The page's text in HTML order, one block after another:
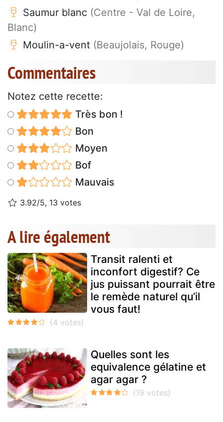
Saumur blanc (Centre - Val de Loire,
Blanc)
Moulin-a-vent (Beaujolais, Rouge)
Commentaires
Notez cette recette:
Très bon !
Bon
Moyen
Bof
Mauvais
3.92/5, 13 votes
A lire également
Transit ralenti et
inconfort digestif? Ce
jus puissant pourrait être
le remède naturel qu’il
vous faut!
Quelles sont les
equivalence gélatine et
agar agar ?